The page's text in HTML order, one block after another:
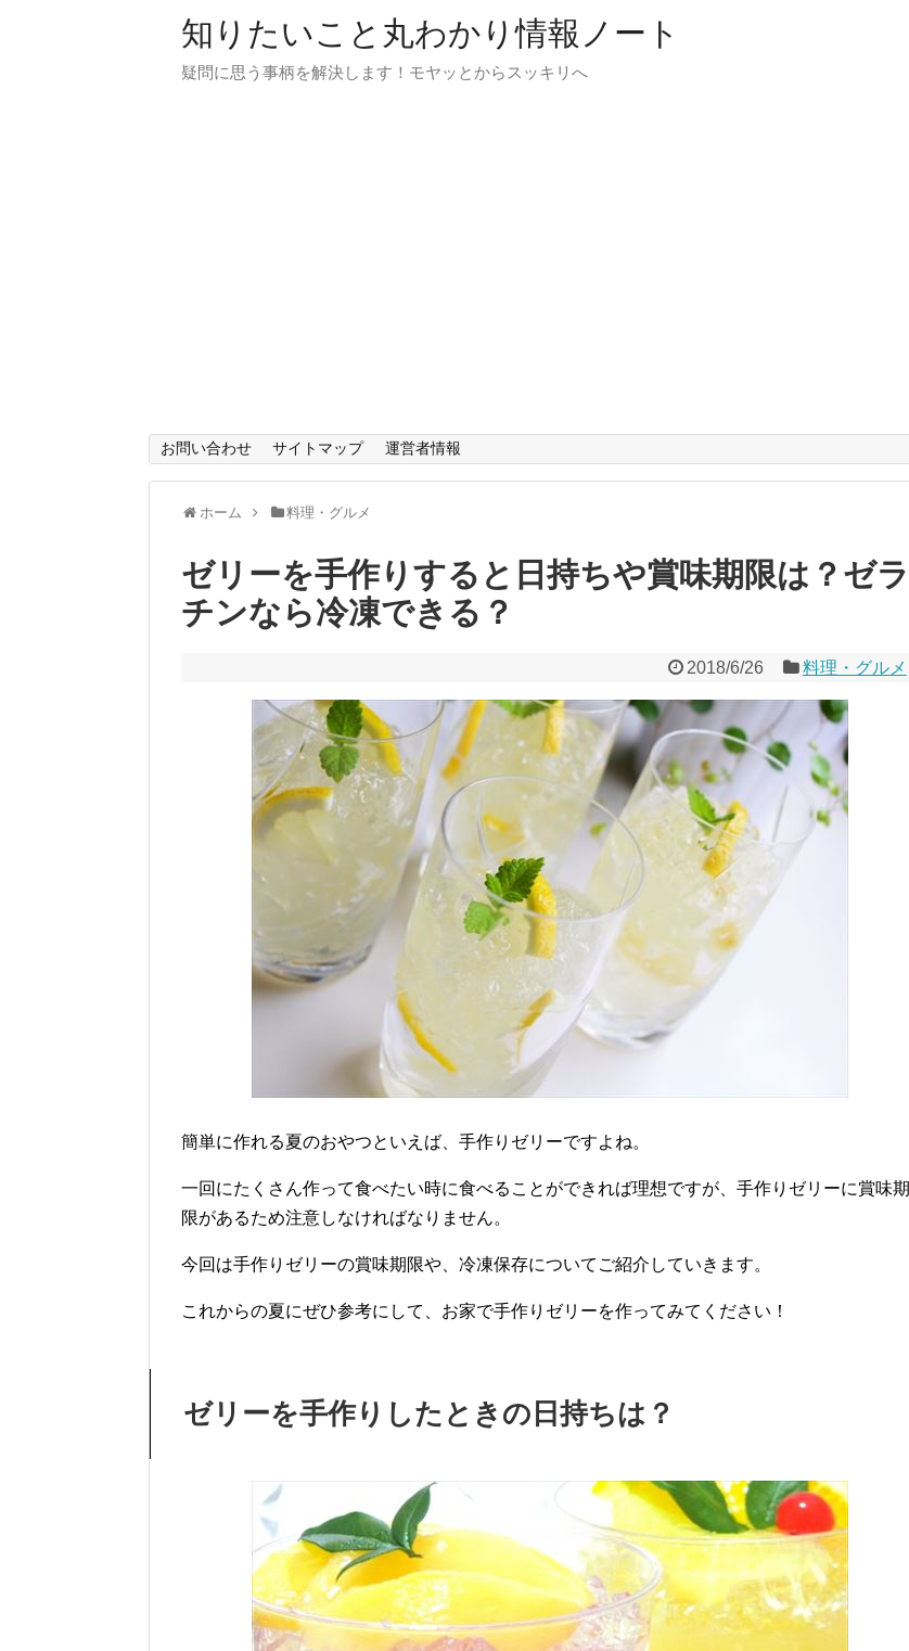
知りたいこと丸わかり情報ノート
疑問に思う事柄を解決します！モヤッとからスッキリへ
お問い合わせ サイトマップ 運営者情報
ホーム 料理・グルメ
ゼリーを手作りすると日持ちや賞味期限は？ゼラ
チンなら冷凍できる？
2018/6/26 料理・グルメ
簡単に作れる夏のおやつといえば、手作りゼリーですよね。
一回にたくさん作って食べたい時に食べることができれば理想ですが、手作りゼリーに賞味期
限があるため注意しなければなりません。
今回は手作りゼリーの賞味期限や、冷凍保存についてご紹介していきます。
これからの夏にぜひ参考にして、お家で手作りゼリーを作ってみてください！
ゼリーを手作りしたときの日持ちは？